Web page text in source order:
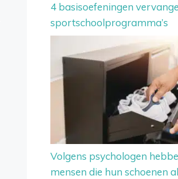
4 basisoefeningen
sportschoolprogramma’s
Volgens psychologen
mensen die hun schoenen